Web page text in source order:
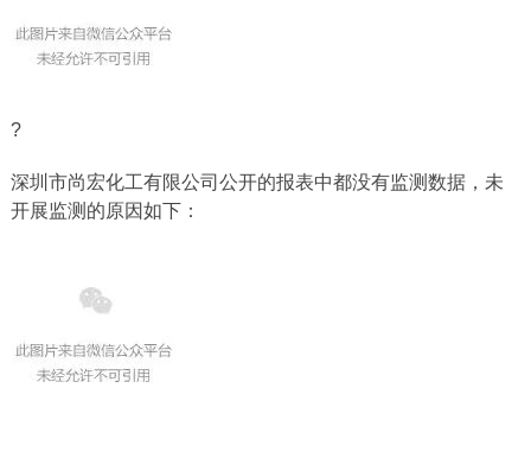
?
深圳市尚宏化工有限公司公开的报表中都没有监测数据，未
开展监测的原因如下：